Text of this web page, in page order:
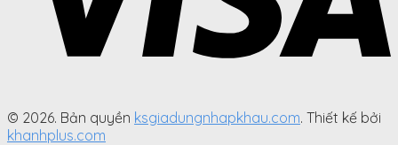
© 2026. Bản quyền ksgiadungnhapkhau.com. Thiết kế bởi
khanhplus.com